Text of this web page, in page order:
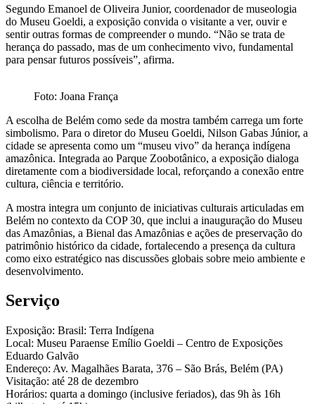
Segundo Emanoel de Oliveira Junior, coordenador de museologia
do Museu Goeldi, a exposição convida o visitante a ver, ouvir e
sentir outras formas de compreender o mundo. “Não se trata de
herança do passado, mas de um conhecimento vivo, fundamental
para pensar futuros possíveis”, afirma.
Foto: Joana França
A escolha de Belém como sede da mostra também carrega um forte
simbolismo. Para o diretor do Museu Goeldi, Nilson Gabas Júnior, a
cidade se apresenta como um “museu vivo” da herança indígena
amazônica. Integrada ao Parque Zoobotânico, a exposição dialoga
diretamente com a biodiversidade local, reforçando a conexão entre
cultura, ciência e território.
A mostra integra um conjunto de iniciativas culturais articuladas em
Belém no contexto da COP 30, que inclui a inauguração do Museu
das Amazônias, a Bienal das Amazônias e ações de preservação do
patrimônio histórico da cidade, fortalecendo a presença da cultura
como eixo estratégico nas discussões globais sobre meio ambiente e
desenvolvimento.
Serviço
Exposição: Brasil: Terra Indígena
Local: Museu Paraense Emílio Goeldi – Centro de Exposições
Eduardo Galvão
Endereço: Av. Magalhães Barata, 376 – São Brás, Belém (PA)
Visitação: até 28 de dezembro
Horários: quarta a domingo (inclusive feriados), das 9h às 16h